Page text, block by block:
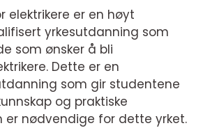
elektrikere er en høyt
yrkesutdanning som
som ønsker å bli
Dette er en
som gir studentene
og praktiske
er nødvendige for dette yrket.